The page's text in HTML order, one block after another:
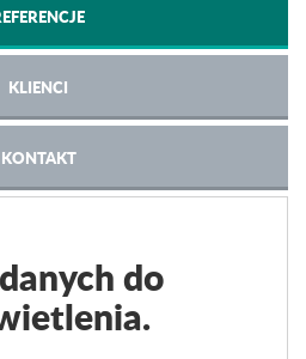
KLIENCI
KONTAKT
do